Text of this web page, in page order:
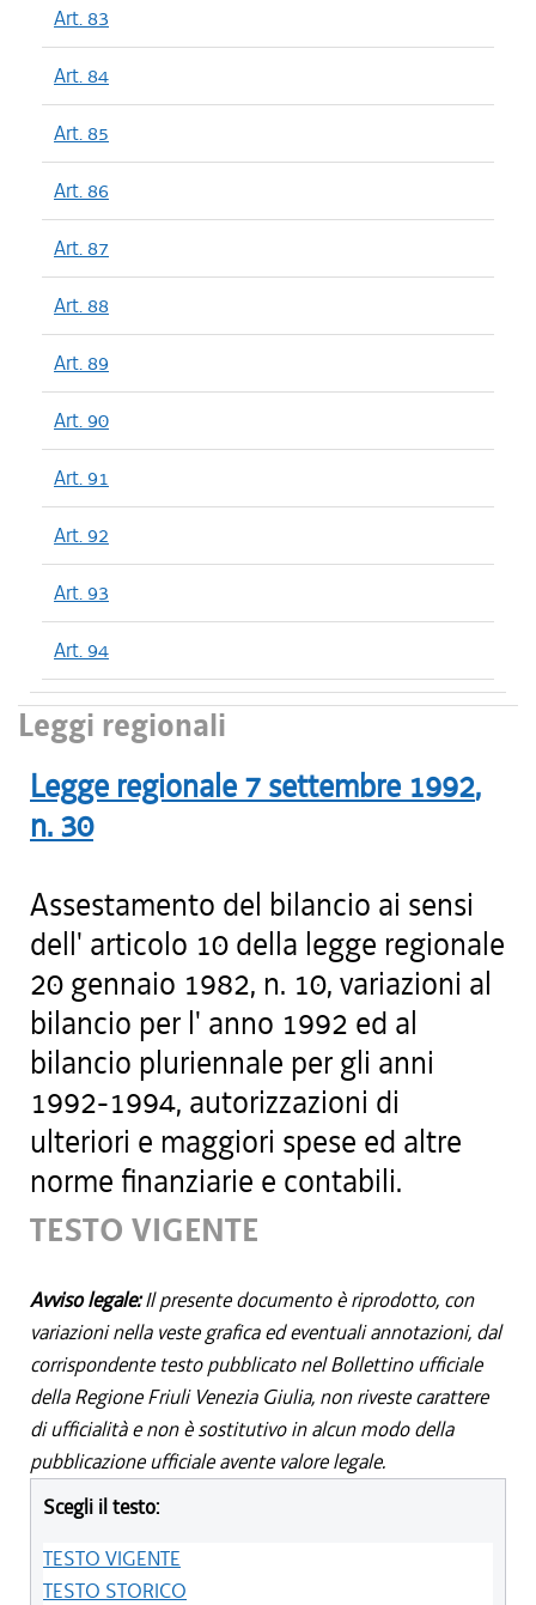
Art. 83
Art. 84
Art. 85
Art. 86
Art. 87
Art. 88
Art. 89
Art. 90
Art. 91
Art. 92
Art. 93
Art. 94
Leggi regionali
Legge regionale 7 settembre 1992,
n. 30
Assestamento del bilancio ai sensi
dell' articolo 10 della legge regionale
20 gennaio 1982, n. 10, variazioni al
bilancio per l' anno 1992 ed al
bilancio pluriennale per gli anni
1992-1994, autorizzazioni di
ulteriori e maggiori spese ed altre
norme finanziarie e contabili.
TESTO VIGENTE
Avviso legale:Il presente documento è riprodotto, con
variazioni nella veste grafica ed eventuali annotazioni, dal
corrispondente testo pubblicato nel Bollettino ufficiale
della Regione Friuli Venezia Giulia, non riveste carattere
di ufficialità e non è sostitutivo in alcun modo della
pubblicazione ufficiale avente valore legale.
Scegli il testo:
TESTO VIGENTE
TESTO STORICO